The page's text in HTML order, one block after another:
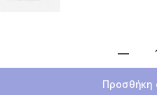
Προσθήκη